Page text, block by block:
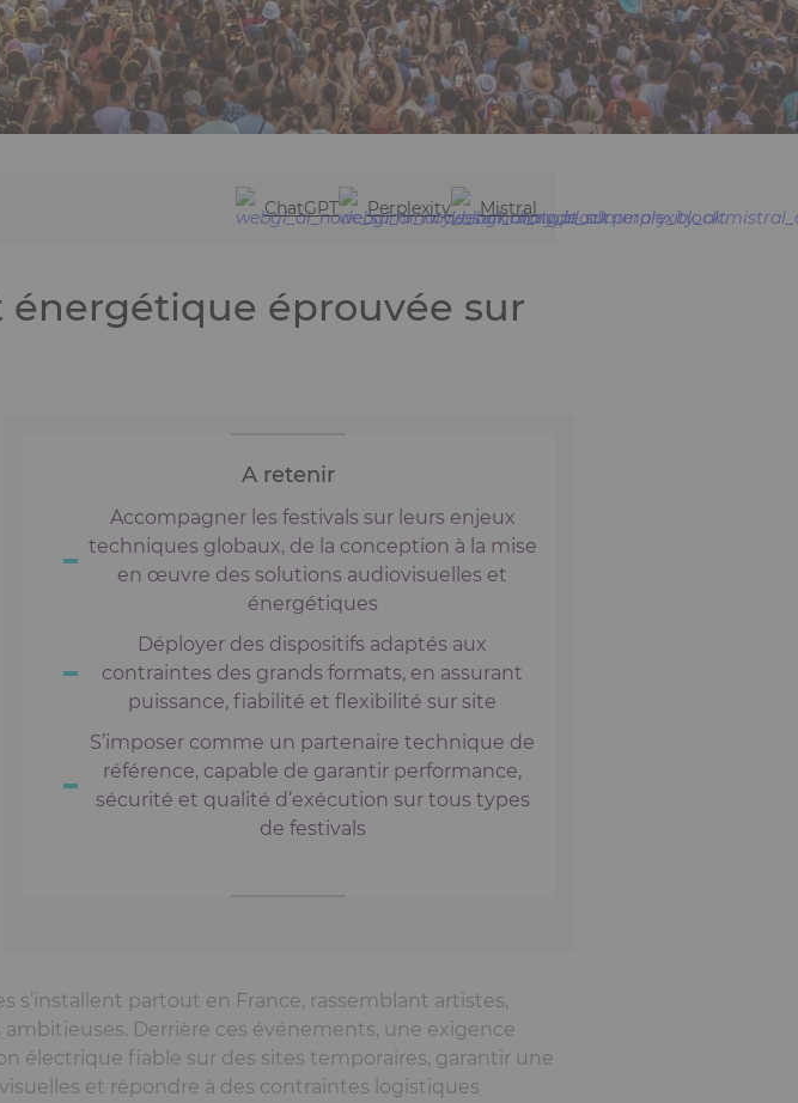
ChatGPT Perplexity Mistral
éprouvée sur
A retenir
Accompagner les festivals sur leurs enjeux
techniques globaux, de la conception à la mise
en œuvre des solutions audiovisuelles et
énergétiques
Déployer des dispositifs adaptés aux
contraintes des grands formats, en assurant
puissance, fiabilité et flexibilité sur site
S’imposer comme un partenaire technique de
référence, capable de garantir performance,
sécurité et qualité d’exécution sur tous types
de festivals
s’installent partout en France, rassemblant artistes,
Derrière ces événements, une exigence
électrique fiable sur des sites temporaires, garantir une
et répondre à des contraintes logistiques